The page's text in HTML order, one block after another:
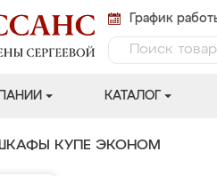
График
КАТАЛОГ
КУПЕ ЭКОНОМ